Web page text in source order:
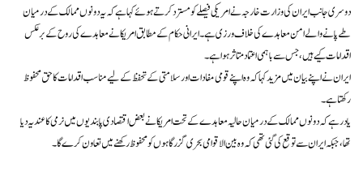
دوسری جانب ایران کی وزارت خارجہ نے امریکی فیصلے کو مسترد کرتے ہوئے کہا ہے کہ یہ دونوں ممالک کے درمیان
طے پانے والے امن معاہدے کی خلاف ورزی ہے۔ ایرانی حکام کے مطابق امریکا نے معاہدے کی روح کے برعکس
اقدامات کیے ہیں، جس سے باہمی اعتماد متاثر ہوا ہے۔
ایران نے اپنے بیان میں مزید کہا کہ وہ اپنے قومی مفادات اور سلامتی کے تحفظ کے لیے مناسب اقدامات کا حق محفوظ
رکھتا ہے۔
یاد رہے کہ دونوں ممالک کے درمیان حالیہ معاہدے کے تحت امریکا نے بعض اقتصادی پابندیوں میں نرمی کا عندیہ دیا
تھا، جبکہ ایران سے توقع کی گئی تھی کہ وہ بین الاقوامی بحری گزرگاہوں کو محفوظ رکھنے میں تعاون کرے گا۔